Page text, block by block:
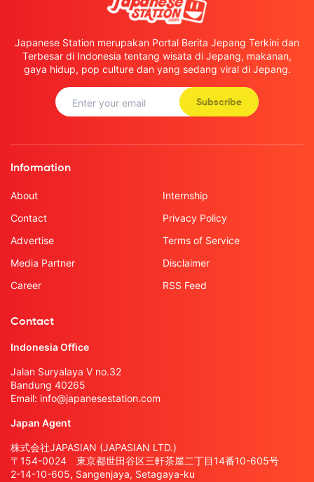
Japanese Station merupakan Portal Berita Jepang Terkini dan
Terbesar di Indonesia tentang wisata di Jepang, makanan,
gaya hidup, pop culture dan yang sedang viral di Jepang.
Subscribe
Information
About
Contact
Advertise
Media Partner
Career
Internship
Privacy Policy
Terms of Service
Disclaimer
RSS Feed
Contact
Indonesia Office
Jalan Suryalaya V no.32
Bandung 40265
Email: info@japanesestation.com
Japan Agent
株式会社JAPASIAN (JAPASIAN LTD.)
〒154-0024 東京都世田谷区三軒茶屋二丁目14番10-605号
2-14-10-605, Sangenjaya, Setagaya-ku